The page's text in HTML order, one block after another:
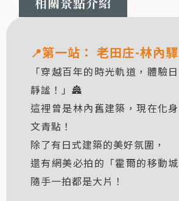
📍第一站： 老田庄-林內
「穿越百年的時光軌道，體驗
靜謐！」🏯
這裡曾是林內舊建築，現在化
文青點！
除了有日式建築的美好氛圍，
還有網美必拍的「霍爾的移動
隨手一拍都是大片！